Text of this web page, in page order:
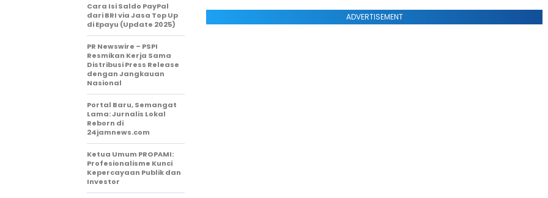
ADVERTISEMENT
Cara Isi Saldo PayPal
dari BRI via Jasa Top Up
di Epayu (Update 2025)
PR Newswire – PSPI
Resmikan Kerja Sama
Distribusi Press Release
dengan Jangkauan
Nasional
Portal Baru, Semangat
Lama: Jurnalis Lokal
Reborn di
24jamnews.com
Ketua Umum PROPAMI:
Profesionalisme Kunci
Kepercayaan Publik dan
Investor